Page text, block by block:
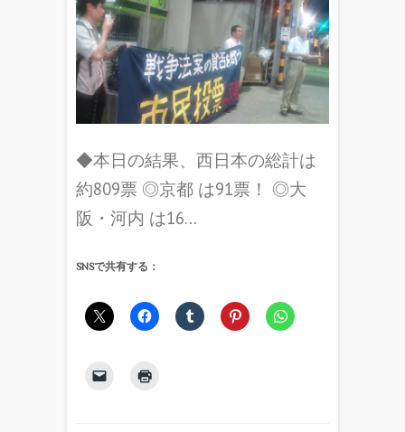
◆本日の結果、西日本の総計は
約809票 ◎京都 は91票！ ◎大
阪・河内 は16…
SNSで共有する：